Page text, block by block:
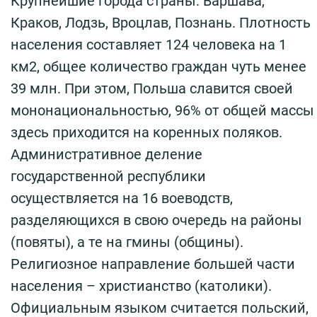
Краков, Лодзь, Вроцлав, Познань. Плотность
населения составляет 124 человека на 1
км2, общее количество граждан чуть менее
39 млн. При этом, Польша славится своей
мононациональностью, 96% от общей массы
здесь приходится на коренных поляков.
Административное деление
государственной республики
осуществляется на 16 воеводств,
разделяющихся в свою очередь на районы
(повяты), а те на гмины (общины).
Религиозное направление большей части
населения – христианство (католики).
Официальным языком считается польский,